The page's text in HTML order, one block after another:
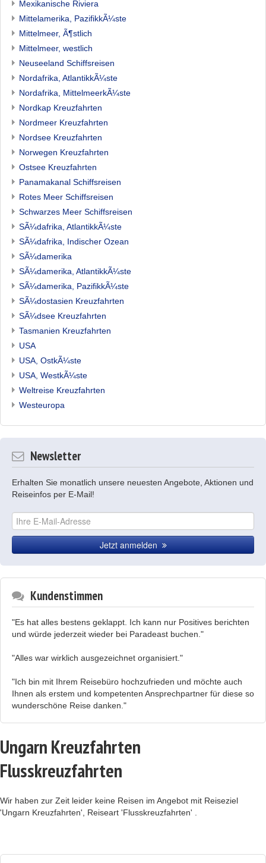
Mexikanische Riviera
Mittelamerika, PazifikkÃ¼ste
Mittelmeer, Ã¶stlich
Mittelmeer, westlich
Neuseeland Schiffsreisen
Nordafrika, AtlantikkÃ¼ste
Nordafrika, MittelmeerkÃ¼ste
Nordkap Kreuzfahrten
Nordmeer Kreuzfahrten
Nordsee Kreuzfahrten
Norwegen Kreuzfahrten
Ostsee Kreuzfahrten
Panamakanal Schiffsreisen
Rotes Meer Schiffsreisen
Schwarzes Meer Schiffsreisen
SÃ¼dafrika, AtlantikkÃ¼ste
SÃ¼dafrika, Indischer Ozean
SÃ¼damerika
SÃ¼damerika, AtlantikkÃ¼ste
SÃ¼damerika, PazifikkÃ¼ste
SÃ¼dostasien Kreuzfahrten
SÃ¼dsee Kreuzfahrten
Tasmanien Kreuzfahrten
USA
USA, OstkÃ¼ste
USA, WestkÃ¼ste
Weltreise Kreuzfahrten
Westeuropa
Newsletter
Erhalten Sie monatlich unsere neuesten Angebote, Aktionen und
Reiseinfos per E-Mail!
Jetzt anmelden
Kundenstimmen
"Es hat alles bestens geklappt. Ich kann nur Positives berichten
und würde jederzeit wieder bei Paradeast buchen."
"Alles war wirklich ausgezeichnet organisiert."
"Ich bin mit Ihrem Reisebüro hochzufrieden und möchte auch
Ihnen als erstem und kompetenten Ansprechpartner für diese so
wunderschöne Reise danken."
Ungarn Kreuzfahrten
Flusskreuzfahrten
Wir haben zur Zeit leider keine Reisen im Angebot mit Reiseziel
'Ungarn Kreuzfahrten', Reiseart 'Flusskreuzfahrten' .